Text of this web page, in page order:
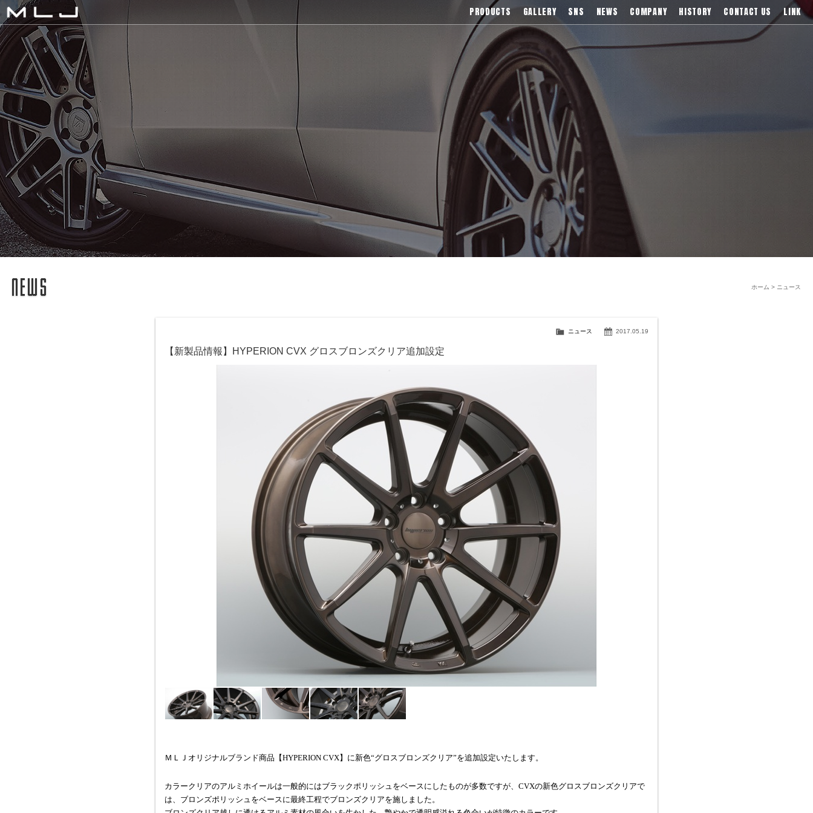
MLJ / Lexani(レクサーニ),Asanti(アサンティ),Wrest(ヴァレスト)などブランドアルミホイールの販売、輸入総代理店
PRODUCTS GALLERY SNS NEWS COMPANY HISTORY CONTACT US LINK
ニュース
ホーム >
2017.05.19
ニュース
【新製品情報】HYPERION CVX グロスブロンズクリア追加設定
ＭＬＪオリジナルブランド商品【HYPERION CVX】に新色“グロスブロンズクリア”を追加設定いたします。
カラークリアのアルミホイールは一般的にはブラックポリッシュをベースにしたものが多数ですが、 CVXの新色グロスブロンズクリアで
は、ブロンズポリッシュをベースに最終工程でブロンズクリアを施しました。